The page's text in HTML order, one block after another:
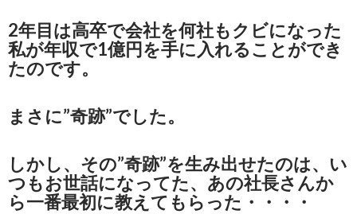
2年目は高卒で会社を何社もクビになった
私が年収で1億円を手に入れることができ
たのです。
まさに”奇跡”でした。
しかし、その”奇跡”を生み出せたのは、い
つもお世話になってた、あの社長さんか
ら一番最初に教えてもらった・・・・